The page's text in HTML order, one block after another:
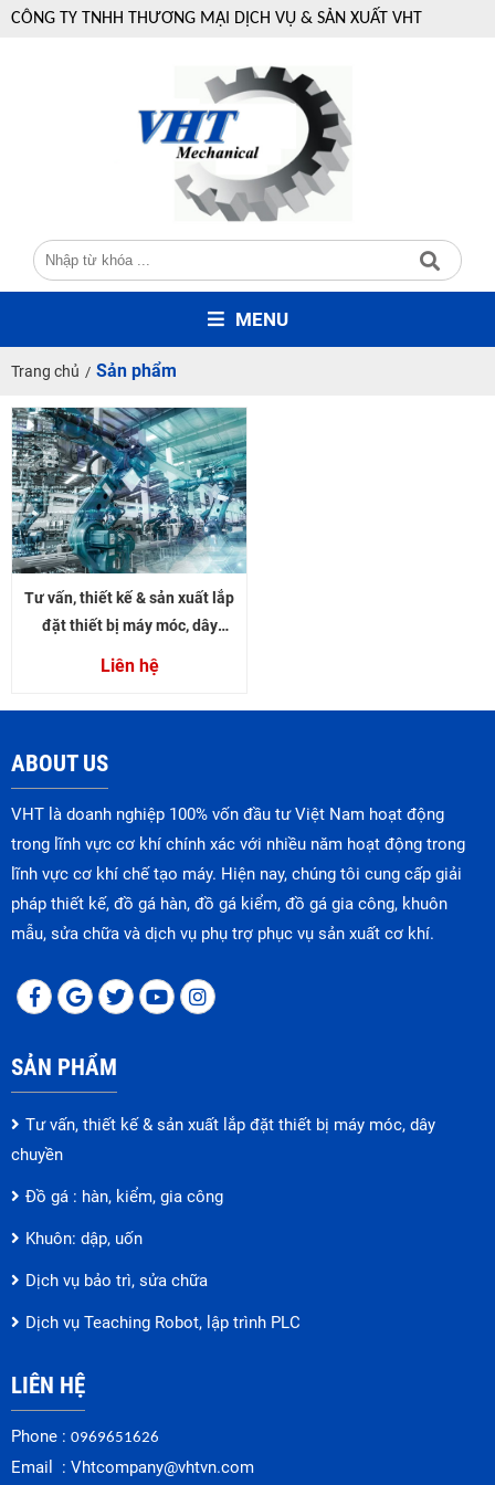
CÔNG TY TNHH THƯƠNG MẠI DỊCH VỤ & SẢN XUẤT VHT
MENU
Trang chủ / Sản phẩm
Tư vấn, thiết kế & sản xuất lắp
đặt thiết bị máy móc, dây
Liên hệ
ABOUT US
VHT là doanh nghiệp 100% vốn đầu tư Việt Nam hoạt động
trong lĩnh vực cơ khí chính xác với nhiều năm hoạt động trong
lĩnh vực cơ khí chế tạo máy. Hiện nay, chúng tôi cung cấp giải
pháp thiết kế, đồ gá hàn, đồ gá kiểm, đồ gá gia công, khuôn
mẫu, sửa chữa và dịch vụ phụ trợ phục vụ sản xuất cơ khí.
SẢN PHẨM
Tư vấn, thiết kế & sản xuất lắp đặt thiết bị máy móc, dây
chuyền
Đồ gá : hàn, kiểm, gia công
Khuôn: dập, uốn
Dịch vụ bảo trì, sửa chữa
Dịch vụ Teaching Robot, lập trình PLC
LIÊN HỆ
Phone : 0969651626
Email : Vhtcompany@vhtvn.com